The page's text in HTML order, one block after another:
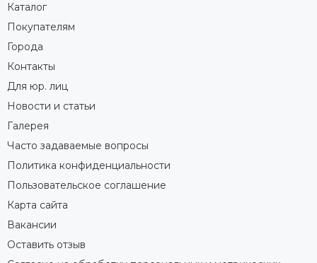
Каталог
Покупателям
Города
Контакты
Для юр. лиц
Новости и статьи
Галерея
Часто задаваемые вопросы
Политика конфиденциальности
Пользовательское соглашение
Карта сайта
Вакансии
Оставить отзыв